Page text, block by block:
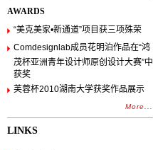
AWARDS
“美克美家•新通道”项目获三项殊荣
Comdesignlab成员花明泊作品在“鸿
茂杯亚洲青年设计师原创设计大赛”中
获奖
芙蓉杯2010湖南大学获奖作品展示
More...
LINKS